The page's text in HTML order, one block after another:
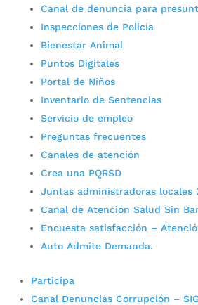
Canal de denuncia para
Inspecciones de Policía
Bienestar Animal
Puntos Digitales
Portal de Niños
Inventario de Sentencias
Servicio de empleo
Preguntas frecuentes
Canales de atención
Crea una PQRSD
Juntas administradoras locales
Canal de Atención Salud Sin
Encuesta satisfacción –
Auto Admite Demanda.
Participa
Canal Denuncias Corrupción –